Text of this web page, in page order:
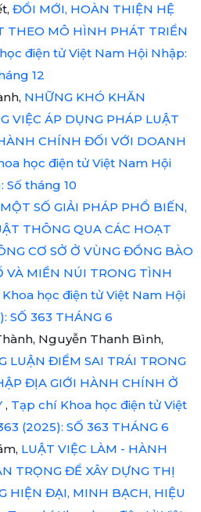
ĐỔI MỚI, HOÀN THIỆN HỆ
THEO MÔ HÌNH PHÁT TRIỂN
điện tử Việt Nam Hội Nhập:
12
NHỮNG KHÓ KHĂN
VIỆC ÁP DỤNG PHÁP LUẬT
CHÍNH ĐỐI VỚI DOANH
học điện tử Việt Nam Hội
Số tháng 10
MỘT SỐ GIẢI PHÁP PHỔ BIẾN,
THÔNG QUA CÁC HOẠT
CƠ SỞ Ở VÙNG ĐỒNG BÀO
VÀ MIỀN NÚI TRONG TÌNH
học điện tử Việt Nam Hội
SỐ 363 THÁNG 6
Nguyễn Thanh Bình,
LUẬN ĐIỂM SAI TRÁI TRONG
ĐỊA GIỚI HÀNH CHÍNH Ở
, Tạp chí Khoa học điện tử Việt
(2025): SỐ 363 THÁNG 6
LUẬT VIỆC LÀM - HÀNH
TRỌNG ĐỂ XÂY DỰNG THỊ
HIỆN ĐẠI, MINH BẠCH, HIỆU